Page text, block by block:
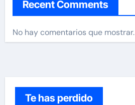
Recent Comments
No hay comentarios que mostrar.
Te has perdido